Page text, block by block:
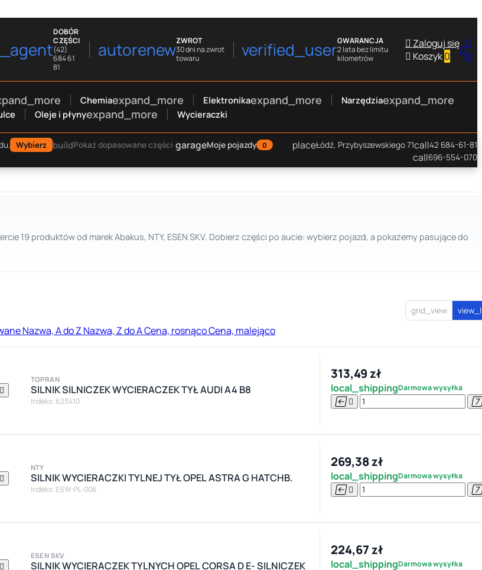
DOBÓR
CZĘŚCI
(42)
684 61
81
autorenewZWROT
30 dni na zwrot
towaru
verified_userGWARANCJA
2 lata bez limitu
kilometrów
 Zaloguj się
 Koszyk 0 
0
Chemiaexpand_more Elektronikaexpand_more Narzędziaexpand_more
Oleje i płynyexpand_more Wycieraczki
Wybierz buildPokaż dopasowane części garageMoje pojazdy 0 placeŁódź, Przybyszewskiego 71call42 684-61-81
call696-554-070
19 produktów od marek Abakus, NTY, ESEN SKV. Dobierz części po aucie: wybierz pojazd, a pokażemy pasujące do
Nazwa, A do Z Nazwa, Z do ACena, rosnącoCena, malejąco
grid_view

TOPRAN
SILNIK SILNICZEK WYCIERACZEK TYŁ AUDI A4 B8
Indeks: 623410
313,49 zł
local_shippingDarmowa wysyłka
 

NTY
SILNIK WYCIERACZKI TYLNEJ TYŁ OPEL ASTRA G HATCHB.
Indeks: ESW-PL-006
269,38 zł
local_shippingDarmowa wysyłka
 

ESEN SKV
SILNIK WYCIERACZEK TYLNYCH OPEL CORSA D E- SILNICZEK
224,67 zł
local_shippingDarmowa wysyłka